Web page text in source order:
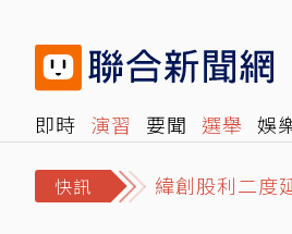
即時 演習 要聞 選舉 娛
快訊 緯創股利二度